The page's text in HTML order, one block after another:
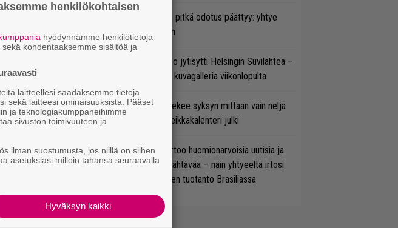
Weezer-fanien pitkä odotus päättyy: yhtye
tulee Suomeen
Jytäkesä Go-Go jytisytti Helsingin Suvilahtea –
Katso hulppea kuvagalleria viikonlopulta
Jarkko Ahola tekee syksyn mittaan vain neljä
konserttia – keikkakalenteri julki
Linkin Park kertoo huomionarvoisia uutisia ja
tarjoaa uutta nähtävää – näin yhtyeeltä irtosi
Meteora-aikojen tuotanto Brasiliassa
henkilökohtaisen
hyödynnämme henkilötietoja
kohdentaaksemme sisältöä ja
laitteellesi saadaksemme tietoja
sekä laitteesi ominaisuuksista. Pääset
ja teknologiakumppaneihimme
sivuston toimivuuteen ja
ilman suostumusta, jos niillä on siihen
asetuksiasi milloin tahansa seuraavalla
Hyväksyn kaikki